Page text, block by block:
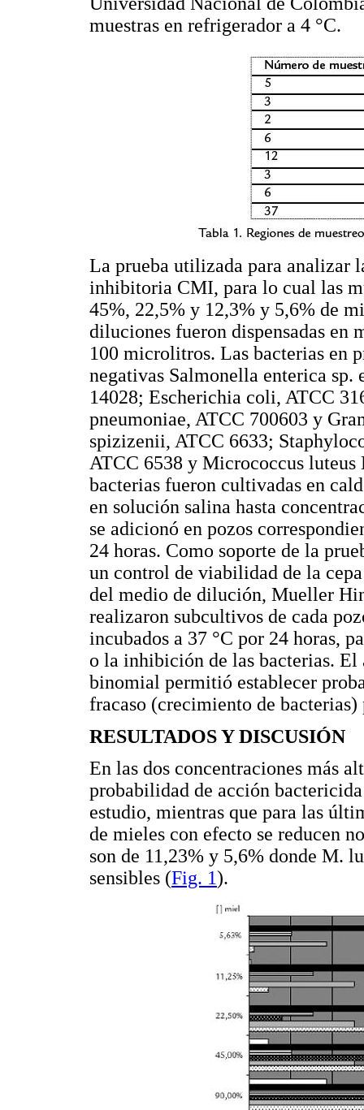
muestras en refrigerador a 4 °C.
La prueba utilizada para analizar
inhibitoria CMI, para lo cual las
45%, 22,5% y 12,3% y 5,6% de
diluciones fueron dispensadas en
100 microlitros. Las bacterias en
negativas Salmonella enterica
14028; Escherichia coli, ATCC
pneumoniae, ATCC 700603 y
spizizenii, ATCC 6633;
ATCC 6538 y Micrococcus
bacterias fueron cultivadas en
en solución salina hasta
se adicionó en pozos
24 horas. Como soporte de la
un control de viabilidad de la
del medio de dilución, Mueller
realizaron subcultivos de cada
incubados a 37 °C por 24 horas,
o la inhibición de las bacterias.
binomial permitió establecer
fracaso (crecimiento de
RESULTADOS Y DISCUSIÓN
En las dos concentraciones más
probabilidad de acción
estudio, mientras que para las
de mieles con efecto se reducen
son de 11,23% y 5,6% donde M.
sensibles (Fig. 1).